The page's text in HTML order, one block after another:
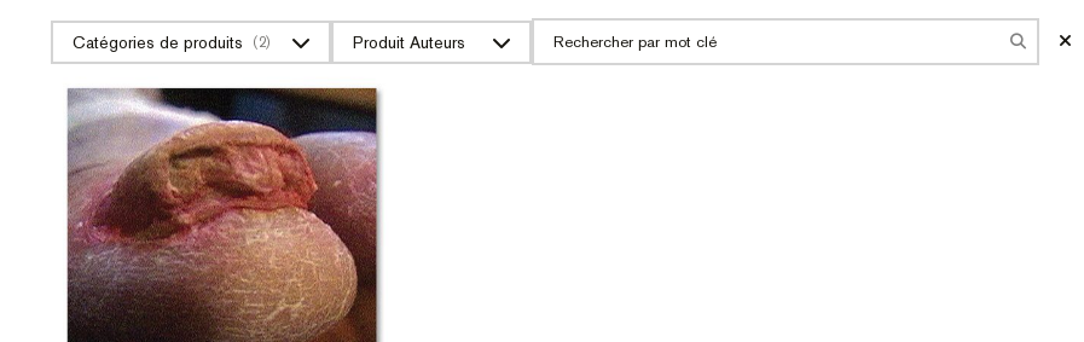
Catégories de produits (2) Produit Auteurs